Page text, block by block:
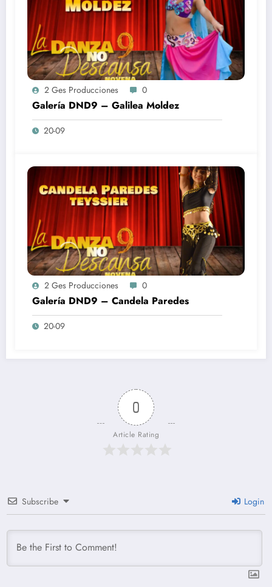
2 Ges Producciones 0
Galería DND9 – Galilea Moldez
20-09
2 Ges Producciones 0
Galería DND9 – Candela Paredes
20-09
0
Article Rating
Subscribe Login